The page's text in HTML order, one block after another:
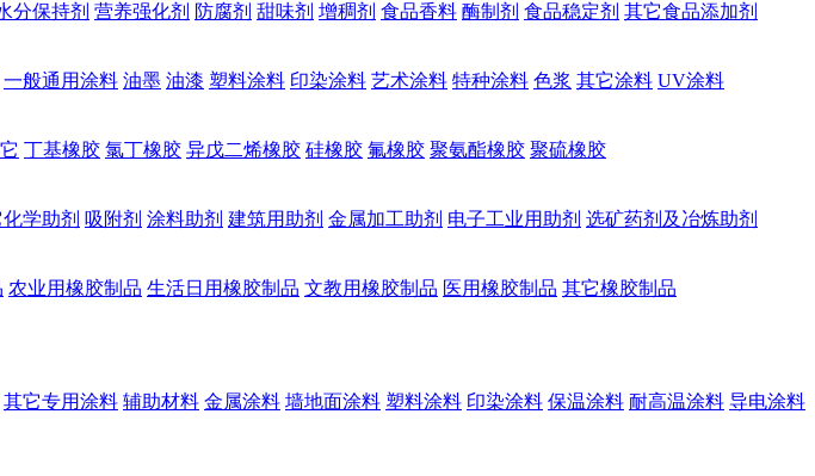
分保持剂 营养强化剂 防腐剂 甜味剂 增稠剂 食品香料 酶制剂 食品稳定剂 其它食品添加剂
一般通用涂料 油墨 油漆 塑料涂料 印染涂料 艺术涂料 特种涂料 色浆 其它涂料 UV涂料
丁基橡胶 氯丁橡胶 异戊二烯橡胶 硅橡胶 氟橡胶 聚氨酯橡胶 聚硫橡胶
学助剂 吸附剂 涂料助剂 建筑用助剂 金属加工助剂 电子工业用助剂 选矿药剂及冶炼助剂
农业用橡胶制品 生活日用橡胶制品 文教用橡胶制品 医用橡胶制品 其它橡胶制品
其它专用涂料 辅助材料 金属涂料 墙地面涂料 塑料涂料 印染涂料 保温涂料 耐高温涂料 导电涂料